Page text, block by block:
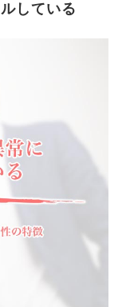
いる
している